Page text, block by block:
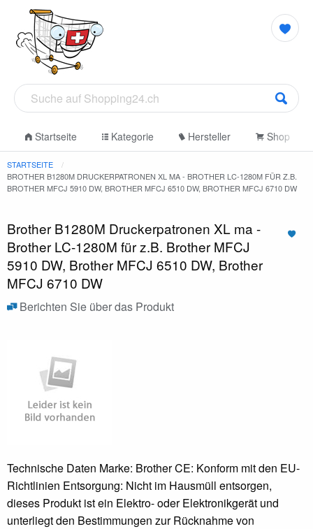
Startseite Kategorie Hersteller Shop
STARTSEITE
BROTHER B1280M DRUCKERPATRONEN XL MA - BROTHER LC-1280M FÜR Z.B.
BROTHER MFCJ 5910 DW, BROTHER MFCJ 6510 DW, BROTHER MFCJ 6710 DW
Brother B1280M Druckerpatronen XL ma -
Brother LC-1280M für z.B. Brother MFCJ
5910 DW, Brother MFCJ 6510 DW, Brother
MFCJ 6710 DW
Berichten Sie über das Produkt
Technische Daten Marke: Brother CE: Konform mit den EU-
Richtlinien Entsorgung: Nicht im Hausmüll entsorgen,
dieses Produkt ist ein Elektro- oder Elektronikgerät und
unterliegt den Bestimmungen zur Rücknahme von